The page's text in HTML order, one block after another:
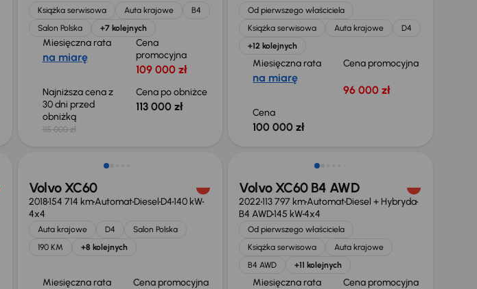
Książka serwisowa Auta krajowe
B4
Salon Polska
+7 kolejnych
Miesięczna rata
na miarę
Cena
promocyjna
109 000 zł
Najniższa cena z
30 dni przed
obniżką
115 000 zł
Cena po obniżce
113 000 zł
Od pierwszego właściciela
Książka serwisowa
Auta krajowe
D4
+12 kolejnych
Miesięczna rata
na miarę
Cena promocyjna
96 000 zł
Cena
100 000 zł
Możliwość odliczenia VAT
Volvo XC60
2018154 714 kmAutomatDieselD4140 kW
4x4
Auta krajowe D4
Salon Polska
190 KM
+8 kolejnych
Miesięczna rata Cena promocyjna
Volvo XC60 B4 AWD
2022113 797 kmAutomatDiesel + Hybryda
B4 AWD145 kW4x4
Od pierwszego właściciela
Książka serwisowa
Auta krajowe
B4 AWD
+11 kolejnych
Miesięczna rata Cena promocyjna